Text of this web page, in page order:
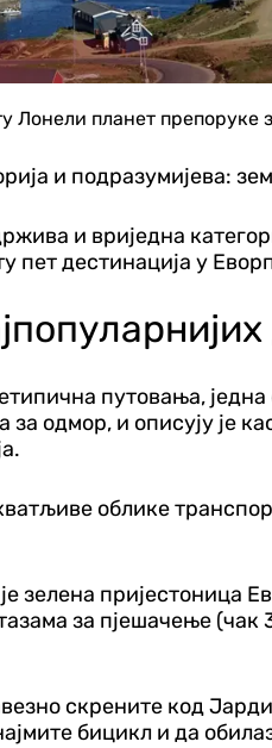
Лонели планет
и подразумијева:
и вриједна
пет дестинација у
путовања,
за одмор, и описују је
облике
зелена
за пјешачење (чак
скрените код
бицикл и да